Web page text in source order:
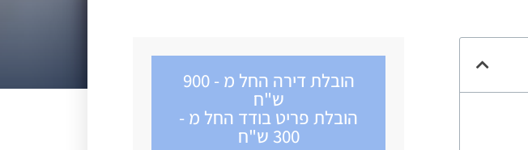
הובלת דירה החל מ - 900
ש"ח
הובלת פריט בודד החל מ -
300 ש"ח